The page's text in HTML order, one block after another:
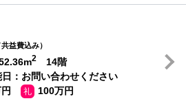
益費込み）
2
14階
日：お問い合わせください
円 礼 100万円